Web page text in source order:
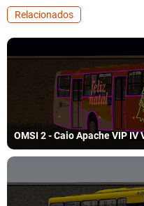
Relacionados
OMSI 2 - Caio Apache VIP IV